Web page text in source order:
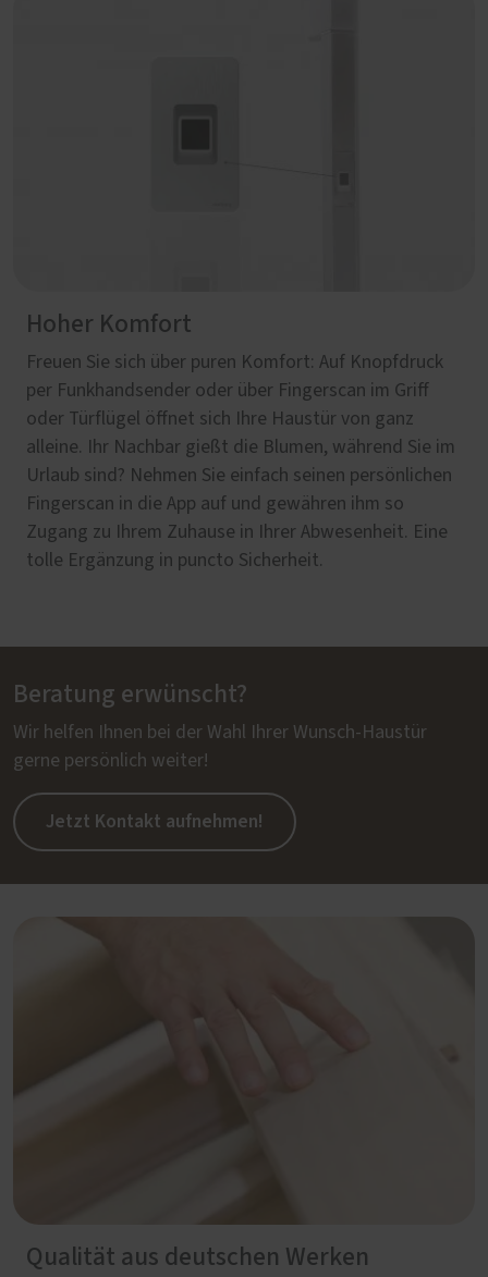
Hoher Komfort
Freuen Sie sich über puren Komfort: Auf Knopfdruck
per Funkhandsender oder über Fingerscan im Griff
oder Türflügel öffnet sich Ihre Haustür von ganz
alleine. Ihr Nachbar gießt die Blumen, während Sie im
Urlaub sind? Nehmen Sie einfach seinen persönlichen
Fingerscan in die App auf und gewähren ihm so
Zugang zu Ihrem Zuhause in Ihrer Abwesenheit. Eine
tolle Ergänzung in puncto Sicherheit.
Beratung erwünscht?
Wir helfen Ihnen bei der Wahl Ihrer Wunsch-Haustür
gerne persönlich weiter!
Jetzt Kontakt aufnehmen!
Qualität aus deutschen Werken